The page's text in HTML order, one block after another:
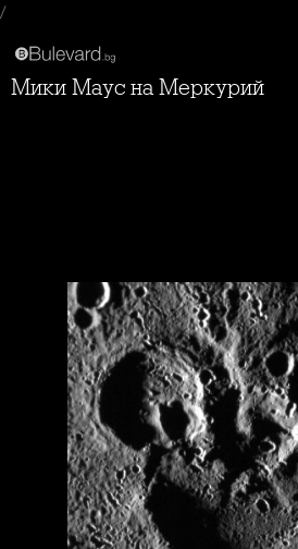
/
Мики Маус на Меркурий